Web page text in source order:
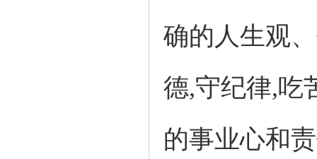
确的人生观
德,守纪律,吃
的事业心和